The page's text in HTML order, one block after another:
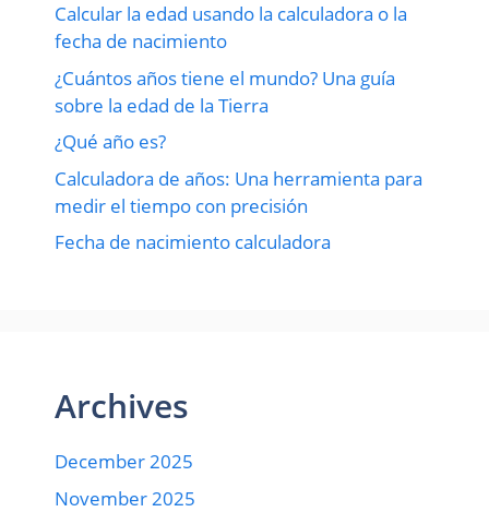
Calcular la edad usando la calculadora o la
fecha de nacimiento
¿Cuántos años tiene el mundo? Una guía
sobre la edad de la Tierra
¿Qué año es?
Calculadora de años: Una herramienta para
medir el tiempo con precisión
Fecha de nacimiento calculadora
Archives
December 2025
November 2025